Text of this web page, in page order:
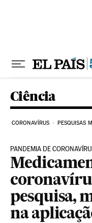
Ciência
CORONAVÍRUS PESQUISAS
PANDEMIA DE
pesquisa,
na